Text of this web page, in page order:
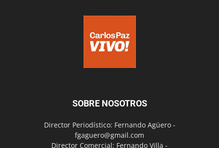
SOBRE NOSOTROS
Director Periodístico: Fernando Agüero -
fgaguero@gmail.com
Director Comercial: Fernando Villa -